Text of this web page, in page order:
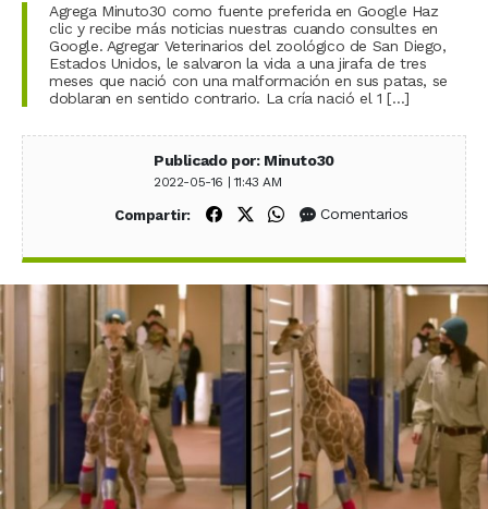
Agrega Minuto30 como fuente preferida en Google Haz
clic y recibe más noticias nuestras cuando consultes en
Google. Agregar Veterinarios del zoológico de San Diego,
Estados Unidos, le salvaron la vida a una jirafa de tres
meses que nació con una malformación en sus patas, se
doblaran en sentido contrario. La cría nació el 1 […]
Publicado por: Minuto30
2022-05-16 | 11:43 AM
Compartir: Compartir en Facebook
Compartir en X (Twitter)
Compartir en WhatsApp
Comentarios